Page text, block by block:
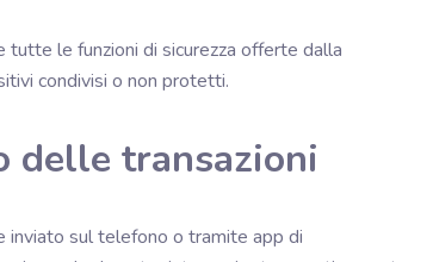
tutte le funzioni di sicurezza offerte dalla
condivisi o non protetti.
delle transazioni
inviato sul telefono o tramite app di